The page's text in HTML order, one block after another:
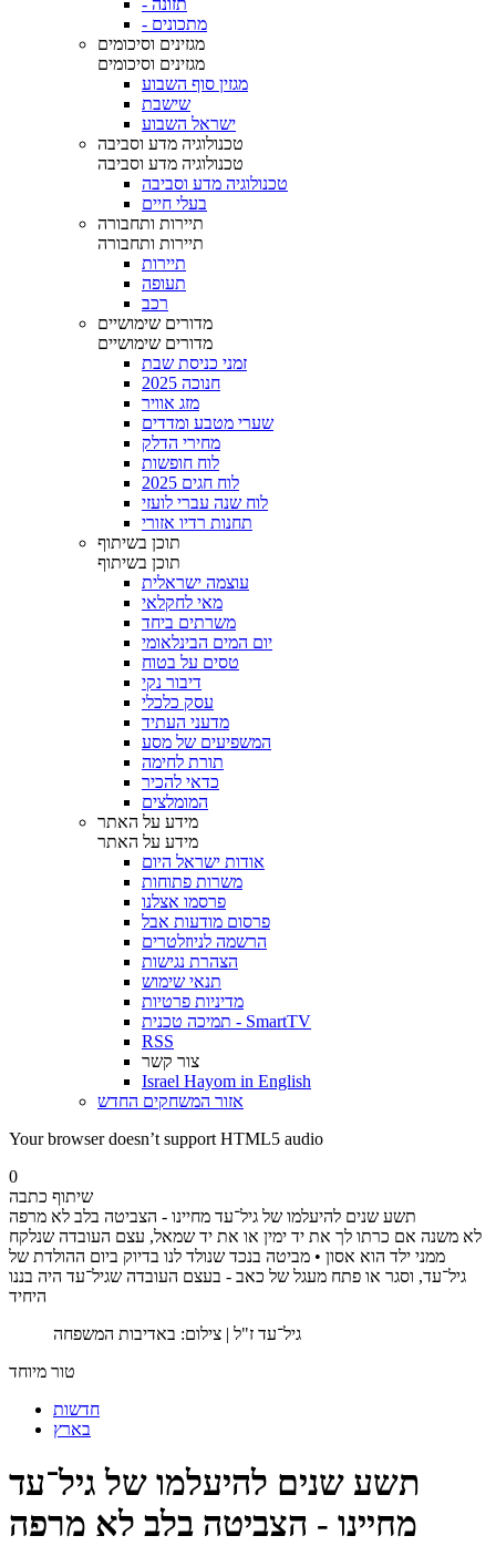
- תזונה
- מתכונים
מגזינים וסיכומים
מגזינים וסיכומים
מגזין סוף השבוע
שישבת
ישראל השבוע
טכנולוגיה מדע וסביבה
טכנולוגיה מדע וסביבה
טכנולוגיה מדע וסביבה
בעלי חיים
תיירות ותחבורה
תיירות ותחבורה
תיירות
תעופה
רכב
מדורים שימושיים
מדורים שימושיים
זמני כניסת שבת
חנוכה 2025
מזג אוויר
שערי מטבע ומדדים
מחירי הדלק
לוח חופשות
לוח חגים 2025
לוח שנה עברי לועזי
תחנות רדיו אזורי
תוכן בשיתוף
תוכן בשיתוף
עוצמה ישראלית
מאי לחקלאי
משרתים ביחד
יום המים הבינלאומי
טסים על בטוח
דיבור נקי
עסק כלכלי
מדעני העתיד
המשפיעים של מסע
תורת לחימה
כדאי להכיר
המומלצים
מידע על האתר
מידע על האתר
אודות ישראל היום
משרות פתוחות
פרסמו אצלנו
פרסום מודעות אבל
הרשמה לניוזלטרים
הצהרת נגישות
תנאי שימוש
מדיניות פרטיות
תמיכה טכנית - SmartTV
RSS
צור קשר
Israel Hayom in English
אזור המשחקים החדש
Your browser doesn’t support HTML5 audio
0
שיתוף כתבה
תשע שנים להיעלמו של גיל־עד מחיינו - הצביטה בלב לא מרפה
לא משנה אם כרתו לך את יד ימין או את יד שמאל, עצם העובדה שנלקח
ממני ילד הוא אסון • מביטה בנכד שנולד לנו בדיוק ביום ההולדת של
גיל־עד, וסגר או פתח מעגל של כאב - בעצם העובדה שגיל־עד היה בננו
היחיד
גיל־עד ז"ל | צילום: באדיבות המשפחה
טור מיוחד
חדשות
בארץ
תשע שנים להיעלמו של גיל־עד
מחיינו - הצביטה בלב לא מרפה